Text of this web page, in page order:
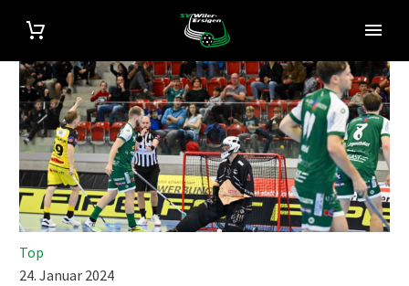
Top
24. Januar 2024